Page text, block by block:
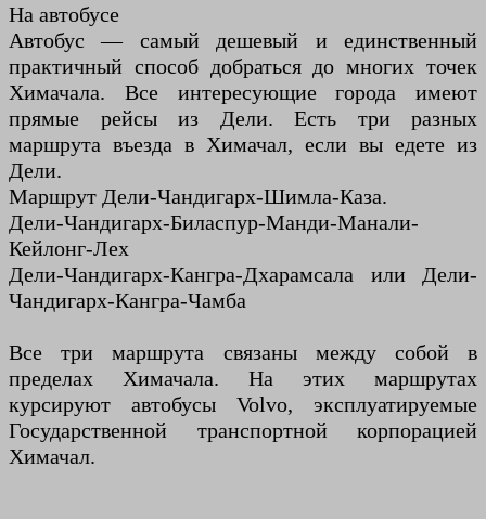
На автобусе
Автобус — самый дешевый и единственный
практичный способ добраться до многих точек
Химачала. Все интересующие города имеют
прямые рейсы из Дели. Есть три разных
маршрута въезда в Химачал, если вы едете из
Дели.
Маршрут Дели-Чандигарх-Шимла-Каза.
Дели-Чандигарх-Биласпур-Манди-Манали-
Кейлонг-Лех
Дели-Чандигарх-Кангра-Дхарамсала или Дели-
Чандигарх-Кангра-Чамба
Все три маршрута связаны между собой в
пределах Химачала. На этих маршрутах
курсируют автобусы Volvo, эксплуатируемые
Государственной транспортной корпорацией
Химачал.